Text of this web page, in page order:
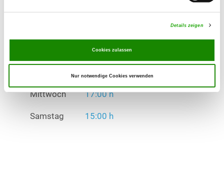
Details zeigen
Cookies zulassen
Nur notwendige Cookies verwenden
Mittwoch 17:00 h
Samstag 15:00 h
Übungszeiten im Winter:
Mittwoch 17:00 h
Samstag 15:00 h